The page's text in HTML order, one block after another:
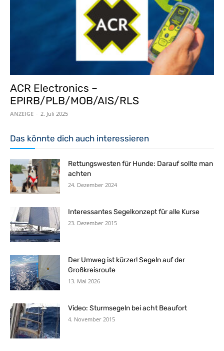
ACR Electronics –
EPIRB/PLB/MOB/AIS/RLS
ANZEIGE - 2. Juli 2025
Das könnte dich auch interessieren
Rettungswesten für Hunde: Darauf sollte man
achten
24. Dezember 2024
Interessantes Segelkonzept für alle Kurse
23. Dezember 2015
Der Umweg ist kürzer! Segeln auf der
Großkreisroute
13. Mai 2026
Video: Sturmsegeln bei acht Beaufort
4. November 2015